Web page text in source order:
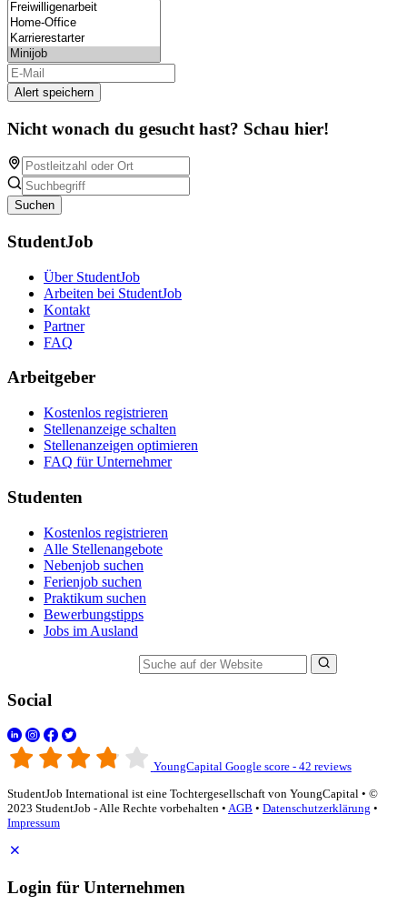
Alert speichern
Nicht wonach du gesucht hast? Schau hier!
Suchen
StudentJob
Über StudentJob
Arbeiten bei StudentJob
Kontakt
Partner
FAQ
Arbeitgeber
Kostenlos registrieren
Stellenanzeige schalten
Stellenanzeigen optimieren
FAQ für Unternehmer
Studenten
Kostenlos registrieren
Alle Stellenangebote
Nebenjob suchen
Ferienjob suchen
Praktikum suchen
Bewerbungstipps
Jobs im Ausland
Social
YoungCapital Google score - 42 reviews
StudentJob International ist eine Tochtergesellschaft von YoungCapital • ©
2023 StudentJob - Alle Rechte vorbehalten • AGB • Datenschutzerklärung •
Impressum
Login für Unternehmen